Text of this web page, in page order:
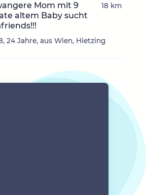
Mom mit 9
altem Baby sucht
24 Jahre, aus Wien, Hietzing
18 km